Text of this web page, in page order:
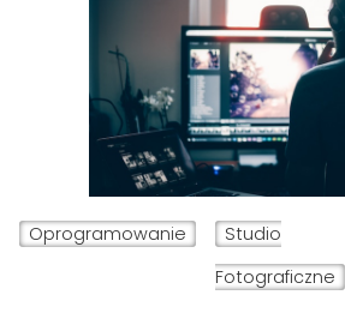
Oprogramowanie
Studio
Fotograficzne